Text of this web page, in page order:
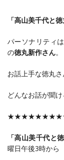
「高山美千代と
パーソナリティ
の徳丸新作さん。
お話上手な徳丸さ
どんなお話が聞
「高山美千代と
曜日午後3時から